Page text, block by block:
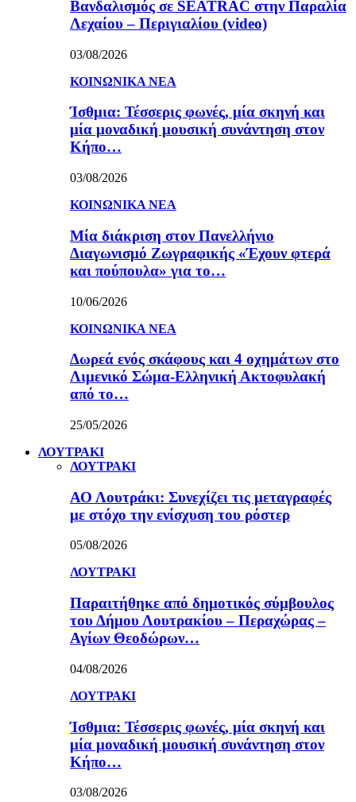
Βανδαλισμός σε SEATRAC στην Παραλία
Λεχαίου – Περιγιαλίου (video)
03/08/2026
ΚΟΙΝΩΝΙΚΑ ΝΕΑ
Ίσθμια: Τέσσερις φωνές, μία σκηνή και
μία μοναδική μουσική συνάντηση στον
Κήπο…
03/08/2026
ΚΟΙΝΩΝΙΚΑ ΝΕΑ
Μία διάκριση στον Πανελλήνιο
Διαγωνισμό Ζωγραφικής «Έχουν φτερά
και πούπουλα» για το…
10/06/2026
ΚΟΙΝΩΝΙΚΑ ΝΕΑ
Δωρεά ενός σκάφους και 4 οχημάτων στο
Λιμενικό Σώμα-Ελληνική Ακτοφυλακή
από το…
25/05/2026
ΛΟΥΤΡΑΚΙ
ΛΟΥΤΡΑΚΙ
ΑΟ Λουτράκι: Συνεχίζει τις μεταγραφές
με στόχο την ενίσχυση του ρόστερ
05/08/2026
ΛΟΥΤΡΑΚΙ
Παραιτήθηκε από δημοτικός σύμβουλος
του Δήμου Λουτρακίου – Περαχώρας –
Αγίων Θεοδώρων…
04/08/2026
ΛΟΥΤΡΑΚΙ
Ίσθμια: Τέσσερις φωνές, μία σκηνή και
μία μοναδική μουσική συνάντηση στον
Κήπο…
03/08/2026